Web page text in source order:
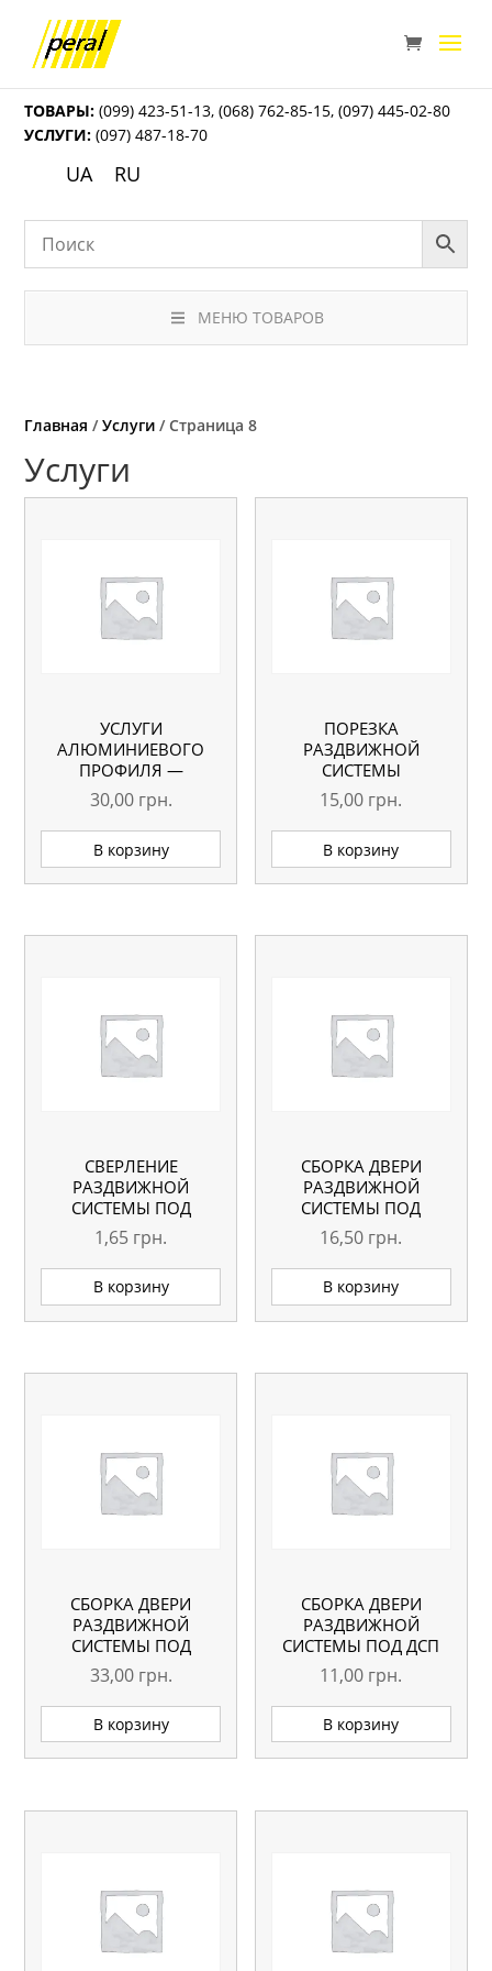
ТОВАРЫ: (099) 423-51-13,(068) 762-85-15,(097) 445-02-80
УСЛУГИ: (097) 487-18-70
UA RU
МЕНЮ ТОВАРОВ
Главная /Услуги / Страница 8
Услуги
УСЛУГИ
АЛЮМИНИЕВОГО
ПРОФИЛЯ —
ПОРЕЗКА ПРОФИЛЯ
(8 УГЛОВ)
30,00 грн.
В корзину
ПОРЕЗКА
РАЗДВИЖНОЙ
СИСТЕМЫ
15,00 грн.
В корзину
СВЕРЛЕНИЕ
РАЗДВИЖНОЙ
СИСТЕМЫ ПОД
ВИНТЫ
1,65 грн.
В корзину
СБОРКА ДВЕРИ
РАЗДВИЖНОЙ
СИСТЕМЫ ПОД
СТЕКЛО
16,50 грн.
В корзину
СБОРКА ДВЕРИ
РАЗДВИЖНОЙ
СИСТЕМЫ ПОД
СТЕКЛО
33,00 грн.
В корзину
СБОРКА ДВЕРИ
РАЗДВИЖНОЙ
СИСТЕМЫ ПОД ДСП
11,00 грн.
В корзину